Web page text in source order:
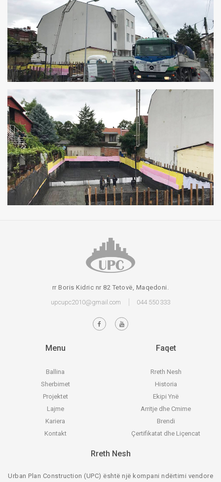
rr Boris Kidric nr 82 Tetovë, Maqedoni.
upcupc2010@gmail.com
044 550 333
Menu
Ballina
Sherbimet
Projektet
Lajme
Kariera
Kontakt
Faqet
Rreth Nesh
Historia
Ekipi Ynë
Arritje dhe Cmime
Brendi
Çertifikatat dhe Liçencat
Rreth Nesh
Urban Plan Construction (UPC) është një kompani ndërtimi vendore